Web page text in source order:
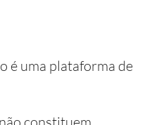
é uma plataforma de